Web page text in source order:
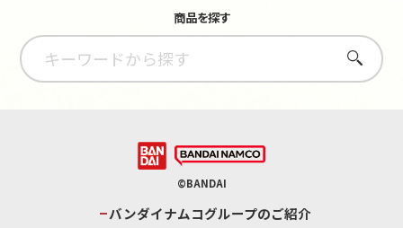
商品を探す
さがす
©BANDAI
バンダイナムコグループのご紹介